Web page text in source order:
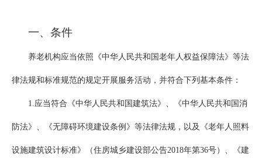
一、条件
养老机构应当依照《中华人民共和国老年人权益保障法》等法
律法规和标准规范的规定开展服务活动，并符合下列基本条件：
1.应当符合《中华人民共和国建筑法》、《中华人民共和国消
防法》、《无障碍环境建设条例》等法律法规，以及《老年人照料
设施建筑设计标准》（住房城乡建设部公告2018年第36号）、《建